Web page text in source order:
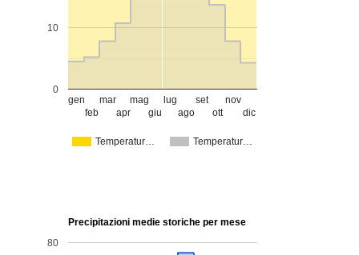
Temperatur… Temperatur…
gen
feb
mar
apr
mag
giu
lug
ago
set
ott
nov
dic
0
10
Precipitazioni medie storiche per mese
80